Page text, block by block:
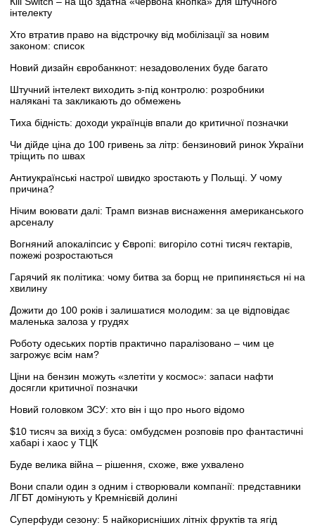
інтелекту
Хто втратив право на відстрочку від мобілізації за новим
законом: список
Новий дизайн євробанкнот: незадоволених буде багато
Штучний інтелект виходить з-під контролю: розробники
налякані та закликають до обмежень
Тиха бідність: доходи українців впали до критичної позначки
Чи дійде ціна до 100 гривень за літр: бензиновий ринок України
тріщить по швах
Антиукраїнські настрої швидко зростають у Польщі. У чому
причина?
Нічим воювати далі: Трамп визнав виснаження американського
арсеналу
Вогняний апокаліпсис у Європі: вигоріло сотні тисяч гектарів,
пожежі розростаються
Гарячий як політика: чому битва за борщ не припиняється ні на
хвилину
Дожити до 100 років і залишатися молодим: за це відповідає
маленька залоза у грудях
Роботу одеських портів практично паралізовано – чим це
загрожує всім нам?
Ціни на бензин можуть «злетіти у космос»: запаси нафти
досягли критичної позначки
Новий головком ЗСУ: хто він і що про нього відомо
$10 тисяч за вихід з буса: омбудсмен розповів про фантастичні
хабарі і хаос у ТЦК
Буде велика війна – рішення, схоже, вже ухвалено
Вони спали один з одним і створювали компанії: представники
ЛГБТ домінують у Кремнієвій долині
Суперфуди сезону: 5 найкорисніших літніх фруктів та ягід